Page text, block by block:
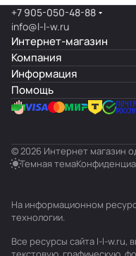
+7 905-050-48-88
info@l-l-w.ru
Интернет-магазин
Компания
Информация
Помощь
© 2026 Интернет магазин
Темная тема
На информационном
технологии.
Все ресурсы сайта l-l-w.ru,